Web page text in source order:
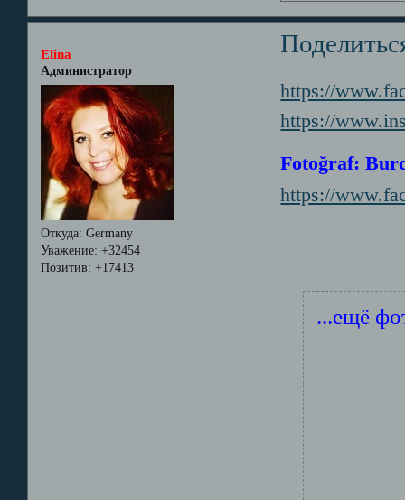
Elina
Администратор
Откуда: Germany
Уважение: +32454
Позитив: +17413
https://
https://
Fotoğraf:
https://
...ещё